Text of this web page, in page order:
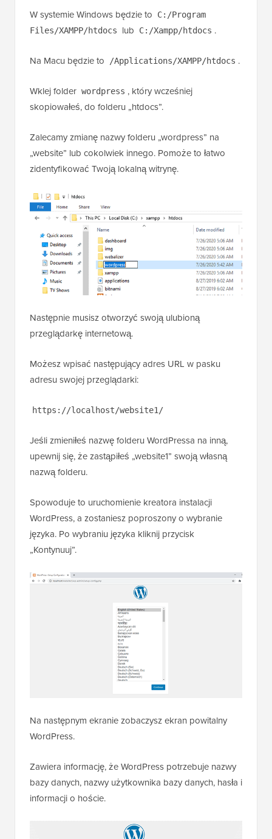
W systemie Windows będzie to
C:/Program
Files/XAMPP/htdocs
lub C:/Xampp/htdocs .
Na Macu będzie to /Applications/XAMPP/htdocs .
Wklej folder wordpress , który wcześniej
skopiowałeś, do folderu „htdocs”.
Zalecamy zmianę nazwy folderu „wordpress” na
„website” lub cokolwiek innego. Pomoże to łatwo
zidentyfikować Twoją lokalną witrynę.
Następnie musisz otworzyć swoją ulubioną
przeglądarkę internetową.
Możesz wpisać następujący adres URL w pasku
adresu swojej przeglądarki:
https://localhost/website1/
Jeśli zmieniłeś nazwę folderu WordPressa na inną,
upewnij się, że zastąpiłeś „website1” swoją własną
nazwą folderu.
Spowoduje to uruchomienie kreatora instalacji
WordPress, a zostaniesz poproszony o wybranie
języka. Po wybraniu języka kliknij przycisk
„Kontynuuj”.
Na następnym ekranie zobaczysz ekran powitalny
WordPress.
Zawiera informację, że WordPress potrzebuje nazwy
bazy danych, nazwy użytkownika bazy danych, hasła i
informacji o hoście.